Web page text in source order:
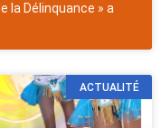
la Délinquance » a
ACTUALITÉ